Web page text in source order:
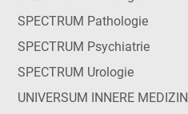
SPECTRUM Pathologie
SPECTRUM Psychiatrie
SPECTRUM Urologie
UNIVERSUM INNERE MEDIZIN